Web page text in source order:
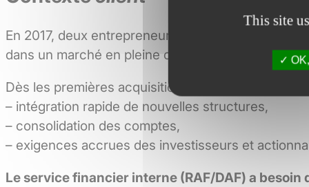
This site
En 2017, deux entrepreneurs ambitieux créent à
dans un marché en pleine consolidation à
Dès les premières acquisitions, la croissance est
– intégration rapide de nouvelles structures,
– consolidation des comptes,
– exigences accrues des investisseurs et
Le service financier interne (RAF/DAF) a